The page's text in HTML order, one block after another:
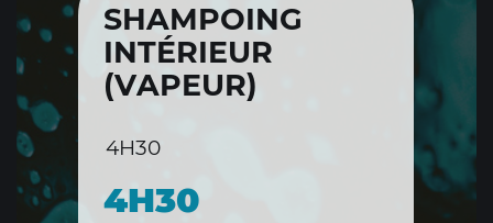
SHAMPOING
INTÉRIEUR
(VAPEUR)
4H30
4H30